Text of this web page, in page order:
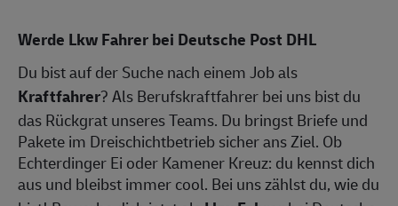
Werde Lkw Fahrer bei Deutsche Post DHL
Du bist auf der Suche nach einem Job als
Kraftfahrer? Als Berufskraftfahrer bei uns bist du
das Rückgrat unseres Teams. Du bringst Briefe und
Pakete im Dreischichtbetrieb sicher ans Ziel. Ob
Echterdinger Ei oder Kamener Kreuz: du kennst dich
aus und bleibst immer cool. Bei uns zählst du, wie du